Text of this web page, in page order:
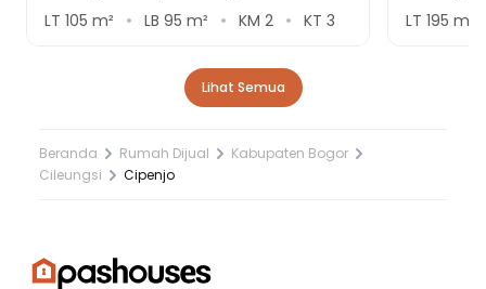
LT 105 m² LB 95 m² KM 2 KT 3
LT 195 m²
Lihat Semua
Beranda Rumah Dijual
Kabupaten Bogor
Cileungsi
Cipenjo